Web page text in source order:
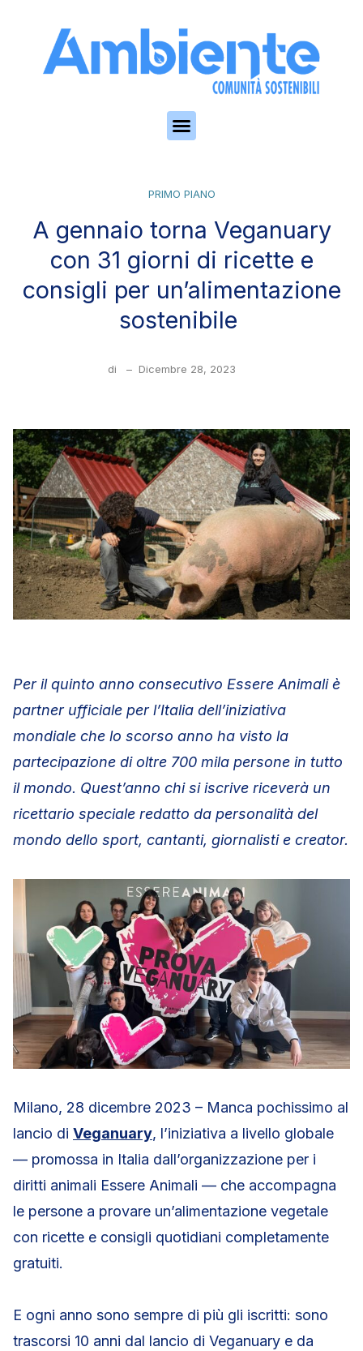
PRIMO PIANO
A gennaio torna Veganuary
con 31 giorni di ricette e
consigli per un’alimentazione
sostenibile
di – Dicembre 28, 2023
Per il quinto anno consecutivo Essere Animali è
partner ufficiale per l’Italia dell’iniziativa
mondiale che lo scorso anno ha visto la
partecipazione di oltre 700 mila persone in tutto
il mondo. Quest’anno chi si iscrive riceverà un
ricettario speciale redatto da personalità del
mondo dello sport, cantanti, giornalisti e creator.
Milano, 28 dicembre 2023 – Manca pochissimo al
lancio di Veganuary, l’iniziativa a livello globale
— promossa in Italia dall’organizzazione per i
diritti animali Essere Animali — che accompagna
le persone a provare un’alimentazione vegetale
con ricette e consigli quotidiani completamente
gratuiti.
E ogni anno sono sempre di più gli iscritti: sono
trascorsi 10 anni dal lancio di Veganuary e da